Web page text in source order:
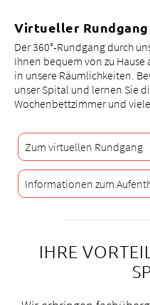
Virtueller
Der 360°-Rundgang durch
Ihnen bequem von zu
in unsere Räumlichkeiten.
unser Spital und lernen Sie
Wochenbettzimmer und
Zum virtuellen Rundgang
Informationen zum
IHRE